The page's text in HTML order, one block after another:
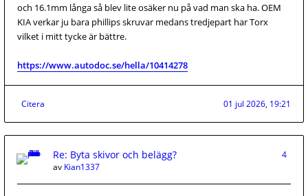
och 16.1mm långa så blev lite osäker nu på vad man ska ha. OEM
KIA verkar ju bara phillips skruvar medans tredjepart har Torx
vilket i mitt tycke är bättre.
https://www.autodoc.se/hella/10414278
Citera 01 jul 2026, 19:21
Re: Byta skivor och belägg?
4
av Kian1337